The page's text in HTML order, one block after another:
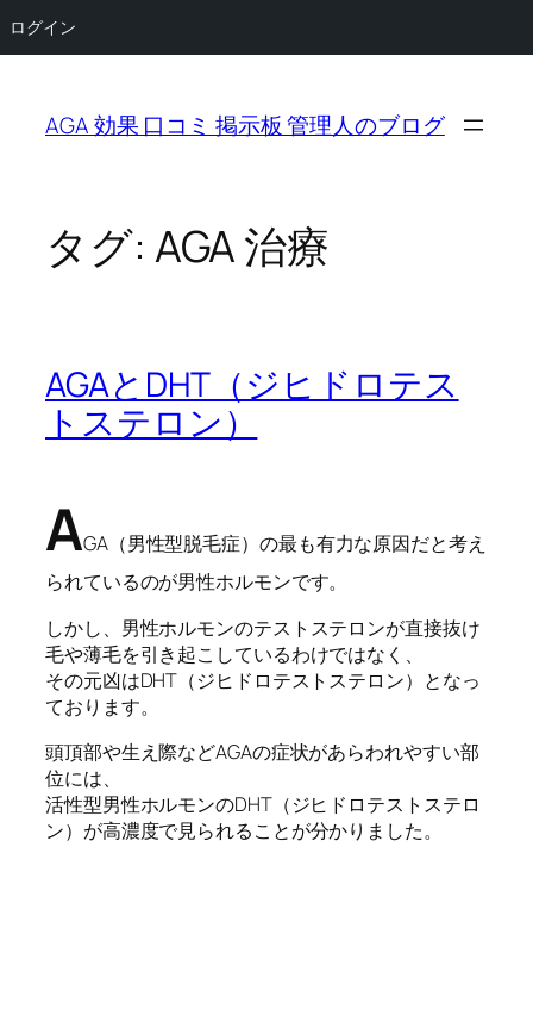
ログイン
AGA 効果 口コミ 掲示板 管理人のブログ
タグ: AGA 治療
AGAとDHT（ジヒドロテス
トステロン）
AGA（男性型脱毛症）の最も有力な原因だと考え
られているのが男性ホルモンです。
しかし、男性ホルモンのテストステロンが直接抜け
毛や薄毛を引き起こしているわけではなく、
その元凶はDHT（ジヒドロテストステロン）となっ
ております。
頭頂部や生え際などAGAの症状があらわれやすい部
位には、
活性型男性ホルモンのDHT（ジヒドロテストステロ
ン）が高濃度で見られることが分かりました。